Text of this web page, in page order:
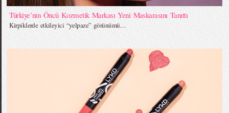
Türkiye’nin Öncü Kozmetik Markası Yeni Maskarasını Tanıttı
Kirpiklerde etkileyici “yelpaze” görünümü…